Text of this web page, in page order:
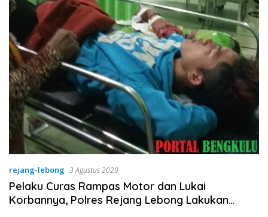
rejang-lebong 3 Agustus 2020
Pelaku Curas Rampas Motor dan Lukai
Korbannya, Polres Rejang Lebong Lakukan